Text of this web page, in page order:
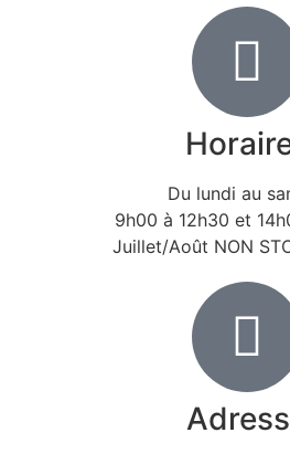
Du lundi au
9h00 à 12h30 et
Juillet/Août NON